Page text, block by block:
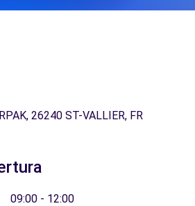
26240 ST-VALLIER, FR
09:00 - 12:00